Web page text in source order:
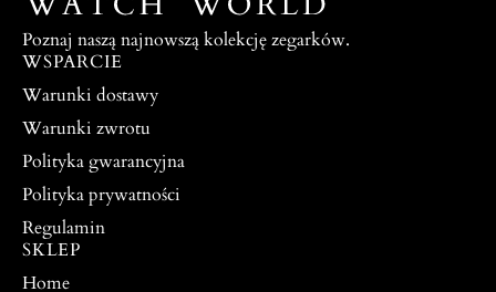
Poznaj naszą najnowszą kolekcję zegarków.
WSPARCIE
Warunki dostawy
Warunki zwrotu
Polityka gwarancyjna
Polityka prywatności
Regulamin
SKLEP
Home